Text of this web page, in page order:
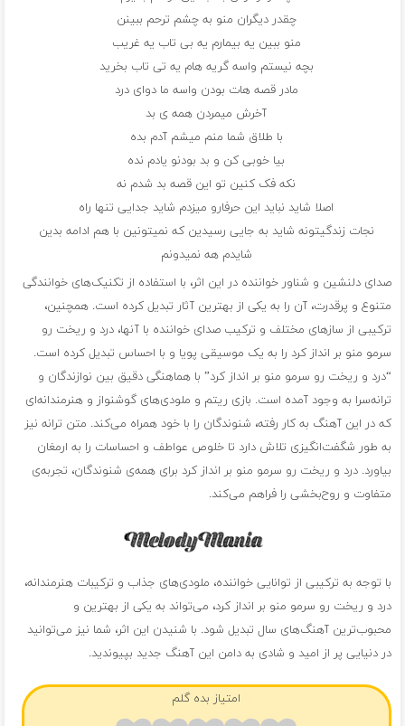
چقدر دیگران منو به چشم ترحم ببینن
منو ببین یه بیمارم یه بی تاب یه غریب
بچه نیستم واسه گریه هام یه تی تاب بخرید
مادر قصه هات بودن واسه ما دوای درد
آخرش میمردن همه ی بد
با طلاق شما منم میشم آدم بده
بیا خوبی کن و بد بودنو یادم نده
نکه فک کنین تو این قصه بد شدم نه
اصلا شاید نباید این حرفارو میزدم شاید جدایی تنها راه
نجات زندگیتونه شاید به جایی رسیدین که نمیتونین با هم ادامه بدین
شایدم هه نمیدونم
صدای دلنشین و شناور خواننده در این اثر، با استفاده از تکنیک‌های خوانندگی
متنوع و پرقدرت، آن را به یکی از بهترین آثار تبدیل کرده است. همچنین،
ترکیبی از سازهای مختلف و ترکیب صدای خواننده با آنها، درد و ریخت رو
سرمو منو بر انداز کرد را به یک موسیقی پویا و با احساس تبدیل کرده است.
“درد و ریخت رو سرمو منو بر انداز کرد” با هماهنگی دقیق بین نوازندگان و
ترانه‌سرا به وجود آمده است. بازی ریتم و ملودی‌های گوشنواز و هنرمندانه‌ای
که در این آهنگ به کار رفته، شنوندگان را با خود همراه می‌کند. متن ترانه نیز
به طور شگفت‌انگیزی تلاش دارد تا خلوص عواطف و احساسات را به ارمغان
بیاورد. درد و ریخت رو سرمو منو بر انداز کرد برای همه‌ی شنوندگان، تجربه‌ی
متفاوت و روح‌بخشی را فراهم می‌کند.
با توجه به ترکیبی از توانایی خواننده، ملودی‌های جذاب و ترکیبات هنرمندانه،
درد و ریخت رو سرمو منو بر انداز کرد، می‌تواند به یکی از بهترین و
محبوب‌ترین آهنگ‌های سال تبدیل شود. با شنیدن این اثر، شما نیز می‌توانید
در دنیایی پر از امید و شادی به دامن این آهنگ جدید بپیوندید.
امتیاز بده گلم